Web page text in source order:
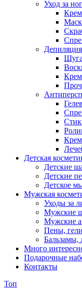
Уход за
Депиляция
Детская
Детские
Детские
Детское
Мужская
Уходы за
Мужские
Мужские
Пены,
Бальзамы,
Много
Подарочные
Контакты
Топ